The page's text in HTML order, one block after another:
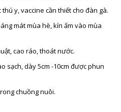
y, vaccine cần thiết cho đàn gà.
mát mùa hè, kín ấm vào mùa
cao ráo, thoát nước.
sạch, dày 5cm -10cm được phun
chuồng nuôi.